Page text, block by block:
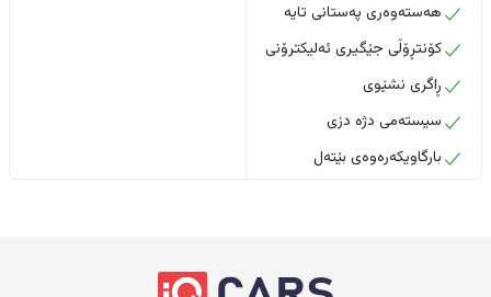
هەستەوەری پەستانی تایە
کۆنتڕۆڵی جێگیری ئەلیکترۆنی
ڕاگری نشێوی
سیستەمی دژە دزی
بارگاویکەرەوەی بێتەل